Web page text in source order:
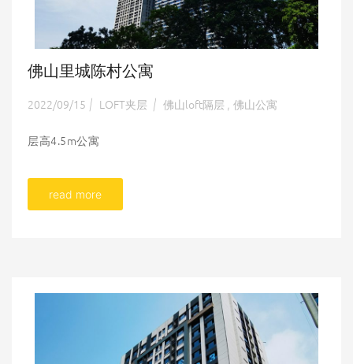
佛山里城陈村公寓
2022/09/15 | LOFT夹层 | 佛山loft隔层 佛山公寓
层高4.5m公寓
read more